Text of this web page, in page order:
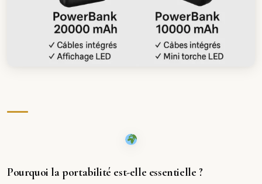
Pourquoi la portabilité est-elle essentielle ?